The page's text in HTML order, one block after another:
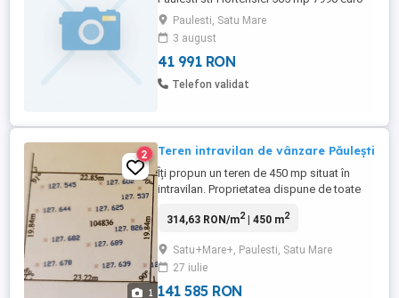
ar Paulesti, Satu Mare
3 august
41 991 RON
Telefon validat
1
2 Teren intravilan de vânzare Păulești
Îți propun un teren de 450 mp situat în
intravilan. Proprietatea dispune de toate
și instalație de tratare a apei. Este o
case sau a unei investiții. Terenul se află
într-o zonă liniștită, aproape de: Școala
Păulești ...
314,63 RON/m2| 450 m2
Satu+Mare+, Paulesti, Satu Mare
27 iulie
141 585 RON